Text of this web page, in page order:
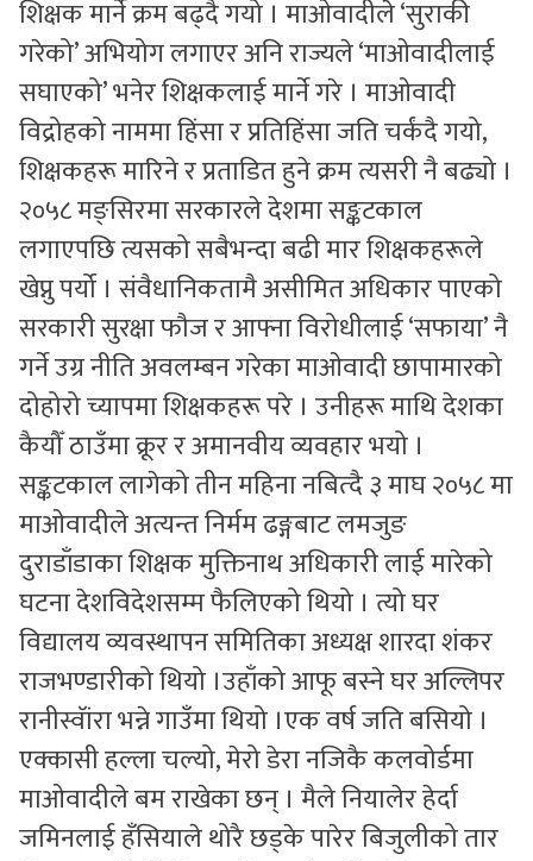
शिक्षक मार्ने क्रम बढ्दै गयो । माओवादीले ‘सुराकी
गरेको’ अभियोग लगाएर अनि राज्यले ‘माओवादीलाई
सघाएको’ भनेर शिक्षकलाई मार्ने गरे । माओवादी
विद्रोहको नाममा हिंसा र प्रतिहिंसा जति चर्कंदै गयो,
शिक्षकहरू मारिने र प्रताडित हुने क्रम त्यसरी नै बढ्यो ।
२०५८ मङ्सिरमा सरकारले देशमा सङ्कटकाल
लगाएपछि त्यसको सबैभन्दा बढी मार शिक्षकहरूले
खेप्नु पर्यो । संवैधानिकतामै असीमित अधिकार पाएको
सरकारी सुरक्षा फौज र आफ्ना विरोधीलाई ‘सफाया’ नै
गर्ने उग्र नीति अवलम्बन गरेका माओवादी छापामारको
दोहोरो च्यापमा शिक्षकहरू परे । उनीहरू माथि देशका
कैयौँ ठाउँमा क्रूर र अमानवीय व्यवहार भयो ।
सङ्कटकाल लागेको तीन महिना नबित्दै ३ माघ २०५८ मा
माओवादीले अत्यन्त निर्मम ढङ्गबाट लमजुङ
दुराडाँडाका शिक्षक मुक्तिनाथ अधिकारी लाई मारेको
घटना देशविदेशसम्म फैलिएको थियो । त्यो घर
विद्यालय व्यवस्थापन समितिका अध्यक्ष शारदा शंकर
राजभण्डारीको थियो ।उहाँको आफू बस्ने घर अल्लिपर
रानीस्वॅांरा भन्ने गाउँमा थियो ।एक वर्ष जति बसियो ।
एक्कासी हल्ला चल्यो, मेरो डेरा नजिकै कलवोर्डमा
माओवादीले बम राखेका छन् । मैले नियालेर हेर्दा
जमिनलाई हँसियाले थोरै छड्के पारेर बिजुलीको तार